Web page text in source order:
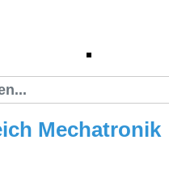
Mechatronik